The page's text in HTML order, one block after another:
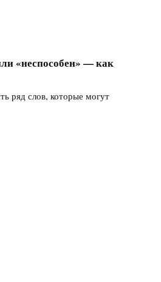
«неспособен» — как
ряд слов, которые могут